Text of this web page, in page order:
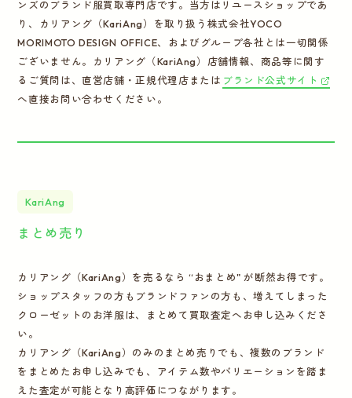
ンズのブランド服買取専門店です。当方はリユースショップであ
り、カリアング（KariAng）を取り扱う株式会社YOCO
MORIMOTO DESIGN OFFICE、およびグループ各社とは一切関係
ございません。カリアング（KariAng）店舗情報、商品等に関す
るご質問は、直営店舗・正規代理店または ブランド公式サイト
へ直接お問い合わせください。
KariAng
まとめ売り
カリアング（KariAng）を売るなら “おまとめ" が断然お得です。
ショップスタッフの方もブランドファンの方も、増えてしまった
クローゼットのお洋服は、まとめて買取査定へお申し込みくださ
い。
カリアング（KariAng）のみのまとめ売りでも、複数のブランド
をまとめたお申し込みでも、アイテム数やバリエーションを踏ま
えた査定が可能となり高評価につながります。